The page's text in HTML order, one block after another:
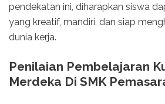
pendekatan ini, diharapkan siswa
yang kreatif, mandiri, dan siap
dunia kerja.
Penilaian Pembelajaran
Merdeka Di SMK